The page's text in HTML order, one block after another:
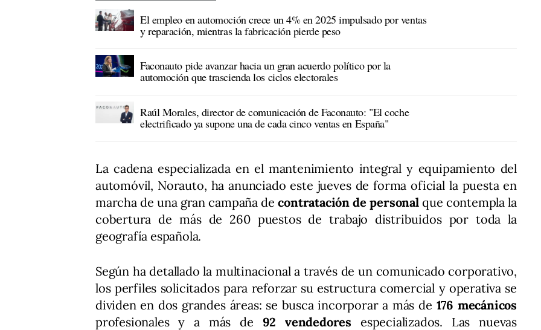
El empleo en automoción crece un 4% en 2025 impulsado por ventas
y reparación, mientras la fabricación pierde peso
Faconauto pide avanzar hacia un gran acuerdo político por la
automoción que trascienda los ciclos electorales
Raúl Morales, director de comunicación de Faconauto: "El coche
electrificado ya supone una de cada cinco ventas en España"
La cadena especializada en el mantenimiento integral y equipamiento del
automóvil, Norauto, ha anunciado este jueves de forma oficial la puesta en
marcha de una gran campaña decontratación de personalque contempla la
cobertura de más de 260 puestos de trabajo distribuidos por toda la
geografía española.
Según ha detallado la multinacional a través de un comunicado corporativo,
los perfiles solicitados para reforzar su estructura comercial y operativa se
dividen en dos grandes áreas: se busca incorporar a más de 176 mecánicos
profesionales y a más de 92 vendedores especializados. Las nuevas